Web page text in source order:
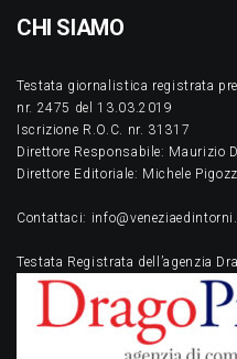
CHI SIAMO
Testata giornalistica registrata
nr. 2475 del 13.03.2019
Iscrizione R.O.C. nr. 31317
Direttore Responsabile: Maurizio
Direttore Editoriale: Michele
Contattaci:
Testata Registrata dell’agenzia